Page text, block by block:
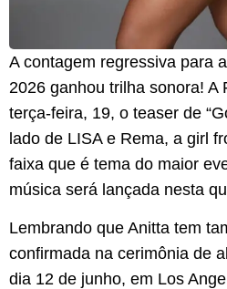
A contagem regressiva para
2026 ganhou trilha sonora! A
terça-feira, 19, o teaser de
lado de LISA e Rema, a girl
faixa que é tema do maior
música será lançada nesta
Lembrando que Anitta tem
confirmada na cerimônia de
dia 12 de junho, em Los